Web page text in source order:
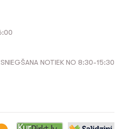
NOTIEK NO 8:30-15:30